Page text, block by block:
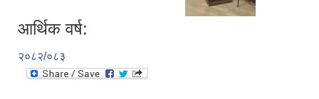
आर्थिक वर्ष:
२०८२/०८३